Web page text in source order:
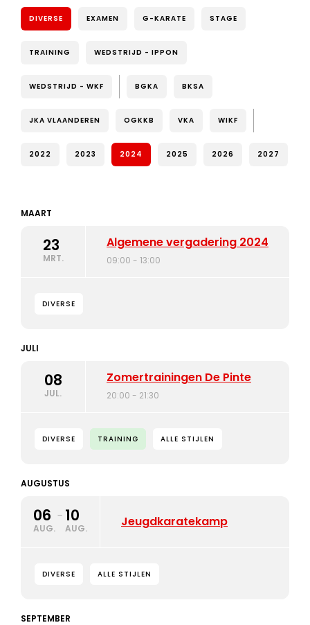
DIVERSE EXAMEN G-KARATE STAGE
TRAINING WEDSTRIJD - IPPON
WEDSTRIJD - WKF BGKA BKSA
JKA VLAANDEREN OGKKB VKA WIKF
2022 2023 2024 2025 2026 2027
MAART
23
MRT.
Algemene vergadering 2024
09:00 - 13:00
DIVERSE
JULI
08
JUL.
Zomertrainingen De Pinte
20:00 - 21:30
DIVERSE TRAINING ALLE STIJLEN
AUGUSTUS
06
AUG.
- 10
AUG. Jeugdkaratekamp
DIVERSE ALLE STIJLEN
SEPTEMBER